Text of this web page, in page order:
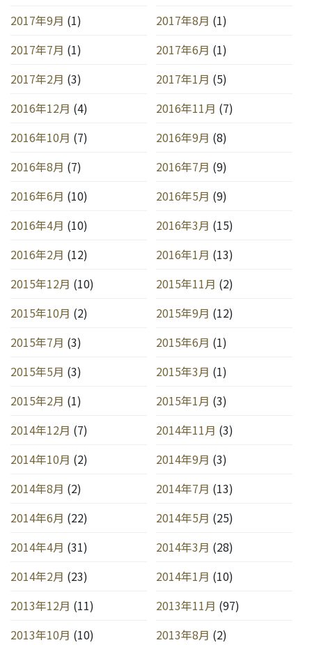
2017年9月 (1) 2017年8月 (1)
2017年7月 (1) 2017年6月 (1)
2017年2月 (3) 2017年1月 (5)
2016年12月 (4) 2016年11月 (7)
2016年10月 (7) 2016年9月 (8)
2016年8月 (7) 2016年7月 (9)
2016年6月 (10) 2016年5月 (9)
2016年4月 (10) 2016年3月 (15)
2016年2月 (12) 2016年1月 (13)
2015年12月 (10) 2015年11月 (2)
2015年10月 (2) 2015年9月 (12)
2015年7月 (3) 2015年6月 (1)
2015年5月 (3) 2015年3月 (1)
2015年2月 (1) 2015年1月 (3)
2014年12月 (7) 2014年11月 (3)
2014年10月 (2) 2014年9月 (3)
2014年8月 (2) 2014年7月 (13)
2014年6月 (22) 2014年5月 (25)
2014年4月 (31) 2014年3月 (28)
2014年2月 (23) 2014年1月 (10)
2013年12月 (11) 2013年11月 (97)
2013年10月 (10) 2013年8月 (2)